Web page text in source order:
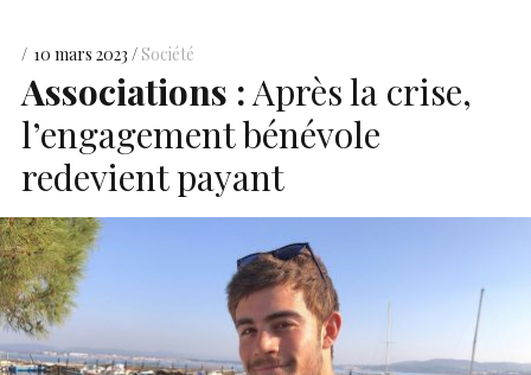
10 mars 2023 Société
Associations : Après la crise,
l’engagement bénévole
redevient payant